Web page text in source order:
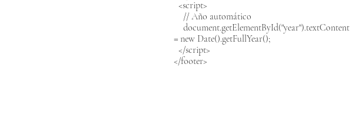
<script>
// Año automático
document.getElementById("year").textContent
= new Date().getFullYear();
</script>
</footer>